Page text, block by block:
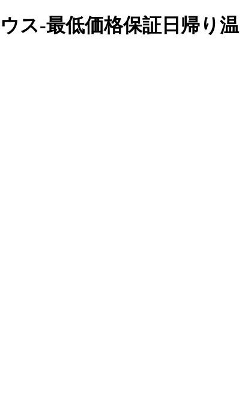
ス-最低価格保証日帰り温